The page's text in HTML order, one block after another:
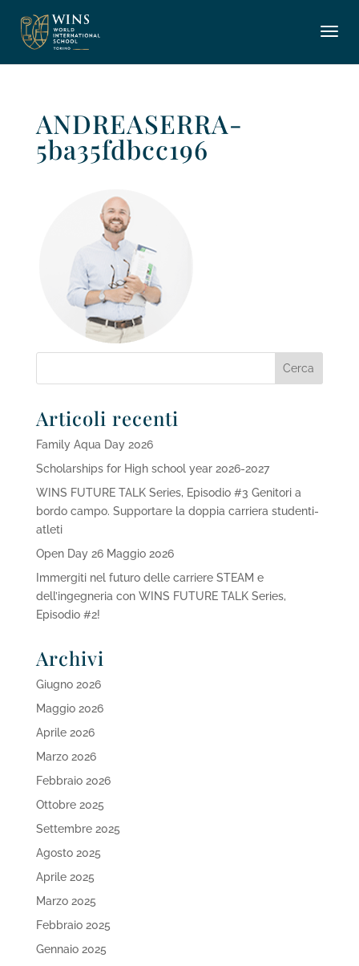
ANDREASERRA-
5ba35fdbcc196
Articoli recenti
Family Aqua Day 2026
Scholarships for High school year 2026-2027
WINS FUTURE TALK Series, Episodio #3 Genitori a
bordo campo. Supportare la doppia carriera studenti-
atleti
Open Day 26 Maggio 2026
Immergiti nel futuro delle carriere STEAM e
dell’ingegneria con WINS FUTURE TALK Series,
Episodio #2!
Archivi
Giugno 2026
Maggio 2026
Aprile 2026
Marzo 2026
Febbraio 2026
Ottobre 2025
Settembre 2025
Agosto 2025
Aprile 2025
Marzo 2025
Febbraio 2025
Gennaio 2025